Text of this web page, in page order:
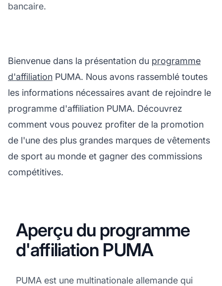
bancaire.
Bienvenue dans la présentation du programme
d'affiliation PUMA. Nous avons rassemblé toutes
les informations nécessaires avant de rejoindre le
programme d'affiliation PUMA. Découvrez
comment vous pouvez profiter de la promotion
de l'une des plus grandes marques de vêtements
de sport au monde et gagner des commissions
compétitives.
Aperçu du programme
d'affiliation PUMA
PUMA est une multinationale allemande qui